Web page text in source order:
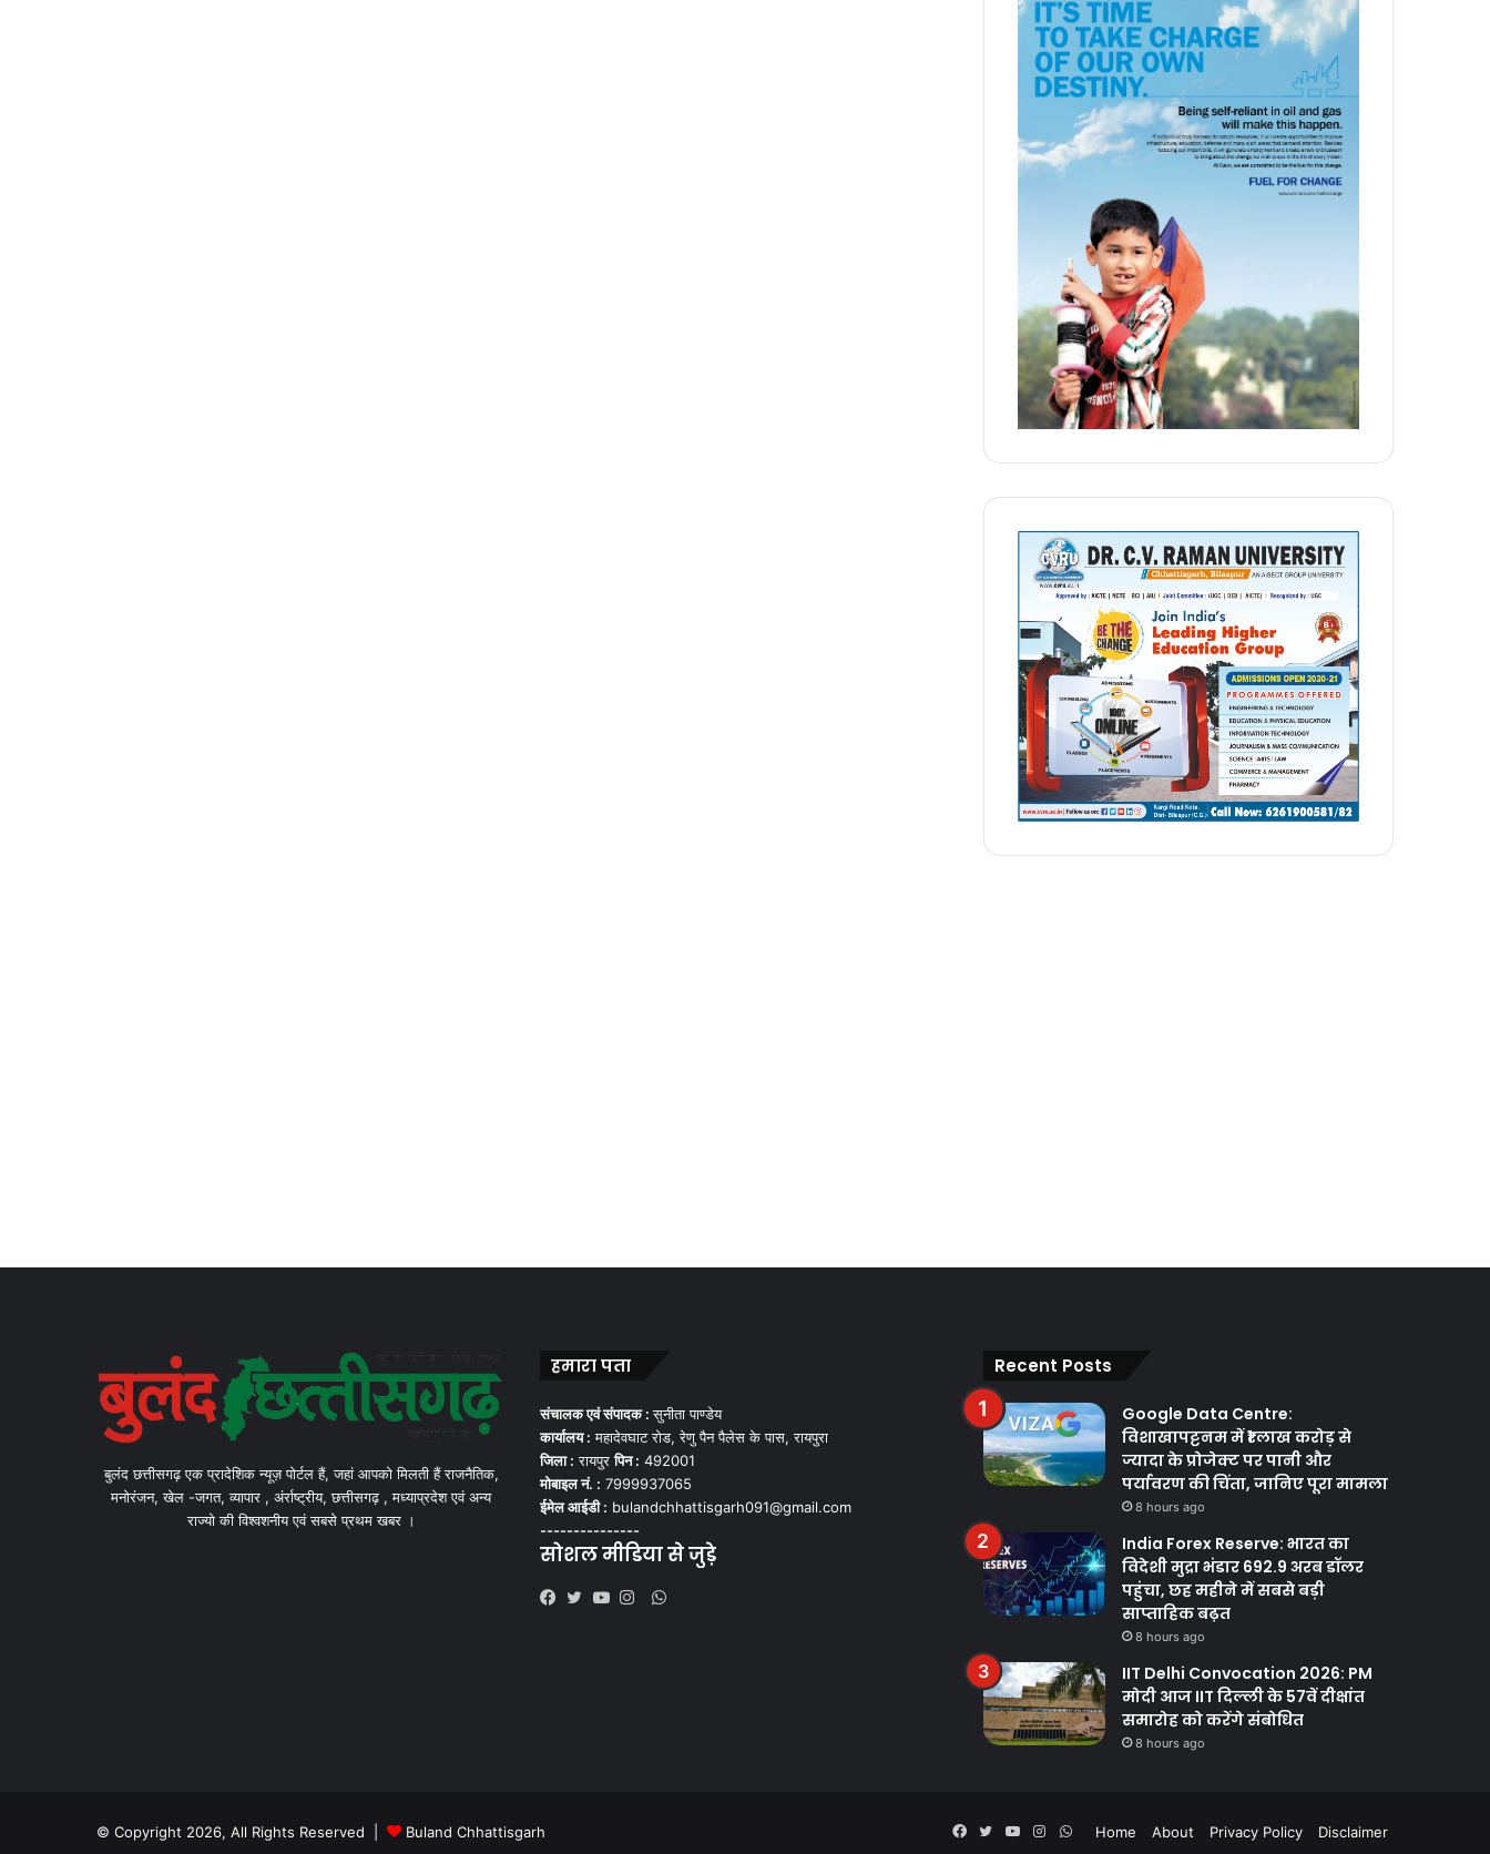
बुलंद छत्तीसगढ़ एक प्रादेशिक न्यूज़ पोर्टल हैं, जहां आपको मिलती हैं राजनैतिक,
मनोरंजन, खेल -जगत, व्यापार , अंर्राष्ट्रीय, छत्तीसगढ़ , मध्याप्रदेश एवं अन्य
राज्यो की विश्वशनीय एवं सबसे प्रथम खबर ।
हमारा पता
संचालक एवं संपादक :सुनीता पाण्डेय
कार्यालय : महादेवघाट रोड, रेणु पैन पैलेस के पास, रायपुरा
जिला : रायपुरपिन : 492001
मोबाइल नं. : 7999937065
ईमेल आईडी : bulandchhattisgarh091@gmail.com
---------------
सोशल मीडिया से जुड़े
Recent Posts
Google Data Centre:
विशाखापट्टनम में ₹1 लाख करोड़ से
ज्यादा के प्रोजेक्ट पर पानी और
पर्यावरण की चिंता, जानिए पूरा मामला
8 hours ago
India Forex Reserve: भारत का
विदेशी मुद्रा भंडार 692.9 अरब डॉलर
पहुंचा, छह महीने में सबसे बड़ी
साप्ताहिक बढ़त
8 hours ago
IIT Delhi Convocation 2026: PM
मोदी आज IIT दिल्ली के 57वें दीक्षांत
समारोह को करेंगे संबोधित
8 hours ago
© Copyright 2026, All Rights Reserved | Buland Chhattisgarh Home About Privacy Policy Disclaimer
Facebook
TwitterYouTubeInstagram
WhatsApp